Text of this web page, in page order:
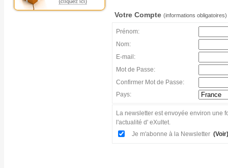
Votre Compte (informations obligatoires)
Prénom:
Nom:
E-mail:
Mot de Passe:
Confirmer Mot de Passe:
Pays:
La newsletter est envoyée environ une
l'actualité d' eXultet.
Je m'abonne à la Newsletter (Voir)